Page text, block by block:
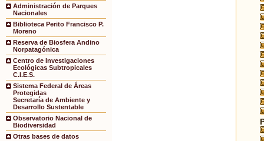
Administración de Parques
Nacionales
Biblioteca Perito Francisco P.
Moreno
Reserva de Biosfera Andino
Norpatagónica
Centro de Investigaciones
Ecológicas Subtropicales
C.I.E.S.
Sistema Federal de Áreas
Protegidas
Secretaría de Ambiente y
Desarrollo Sustentable
Observatorio Nacional de
Biodiversidad
Otras bases de datos